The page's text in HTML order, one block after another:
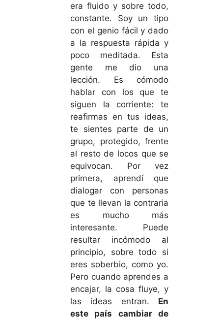
era fluido y sobre todo,
constante. Soy un tipo
con el genio fácil y dado
a la respuesta rápida y
poco meditada. Esta
gente me dio una
lección. Es cómodo
hablar con los que te
siguen la corriente: te
reafirmas en tus ideas,
te sientes parte de un
grupo, protegido, frente
al resto de locos que se
equivocan. Por vez
primera, aprendí que
dialogar con personas
que te llevan la contraria
es mucho más
interesante. Puede
resultar incómodo al
principio, sobre todo si
eres soberbio, como yo.
Pero cuando aprendes a
encajar, la cosa fluye, y
las ideas entran. En
este país cambiar de